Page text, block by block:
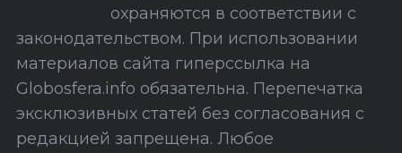
а
охраняются в соответствии с
законодательством. При использовании
материалов сайта гиперссылка на
Globosfera.info обязательна. Перепечатка
эксклюзивных статей без согласования с
редакцией запрещена. Любое